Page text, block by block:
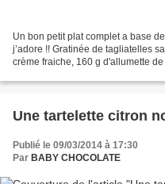
Un bon petit plat complet a base
j’adore !! Gratinée de tagliatelles
crème fraiche, 160 g d'allumette
Une tartelette citron
Publié le 09/03/2014 à 17:30
Par BABY CHOCOLATE